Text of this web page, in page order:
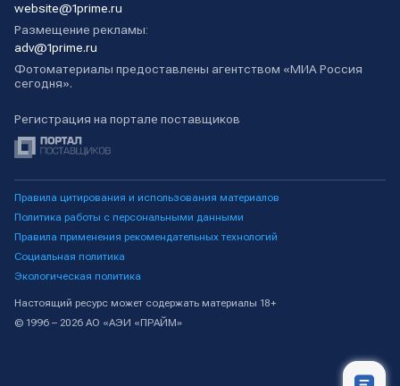
website@1prime.ru
Размещение рекламы:
adv@1prime.ru
Фотоматериалы предоставлены агентством «МИА Россия
сегодня».
Регистрация на портале поставщиков
Правила цитирования и использования материалов
Политика работы с персональными данными
Правила применения рекомендательных технологий
Социальная политика
Экологическая политика
Настоящий ресурс может содержать материалы 18+
© 1996 – 2026 АО «АЭИ «ПРАЙМ»